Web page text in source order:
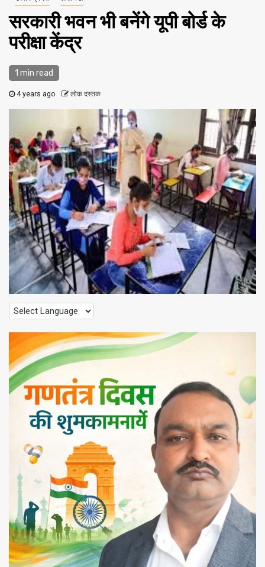
सरकारी भवन भी बनेंगे यूपी बोर्ड के
परीक्षा केंद्र
1 min read
4 years ago लोक दस्तक